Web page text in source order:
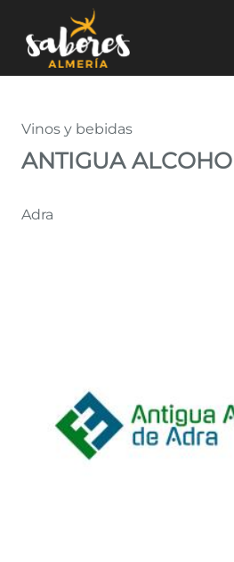
ANTIGUA
Vinos y bebidas
ANTIGUA
Adra